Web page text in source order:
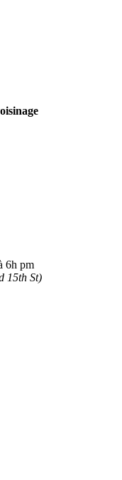
6h pm
15th St)